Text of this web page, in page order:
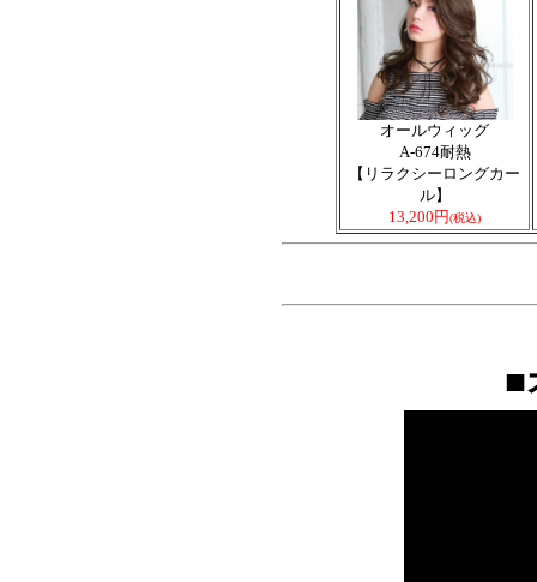
オールウィッグ
A-674耐熱
【リラクシーロングカー
ル】
13,200円(税込)
■